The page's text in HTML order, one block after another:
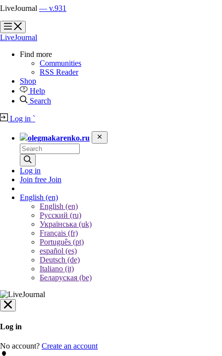
LiveJournal — v.931
?
?
LiveJournal
Find more
Communities
RSS Reader
Shop
Help
Search
Log in `
olegmakarenko.ru
Log in
Join free Join
English (en)
English (en)
Русский (ru)
Українська (uk)
Français (fr)
Português (pt)
español (es)
Deutsch (de)
Italiano (it)
Беларуская (be)
Log in
No account? Create an account